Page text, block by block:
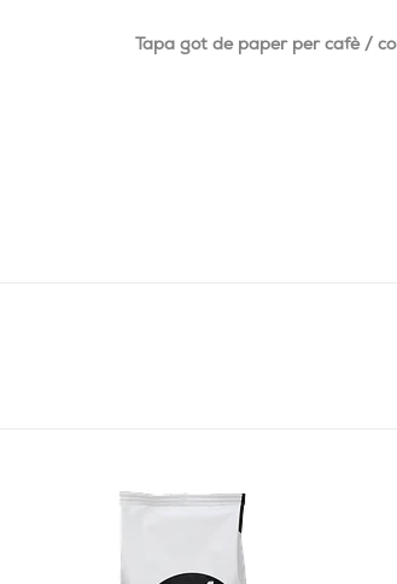
Tapa got de paper per cafè /